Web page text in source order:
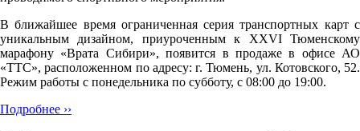
В ближайшее время ограниченная серия транспортных карт с
уникальным дизайном, приуроченным к XXVI Тюменскому
марафону «Врата Сибири», появится в продаже в офисе АО
«ТТС», расположенном по адресу: г. Тюмень, ул. Котовского, 52.
Pежим работы с понедельника по субботу, с 08:00 до 19:00.
Подробнее ››